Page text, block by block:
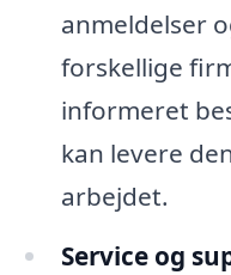
anmeldelser
forskellige
informeret
kan levere
arbejdet.
Service og